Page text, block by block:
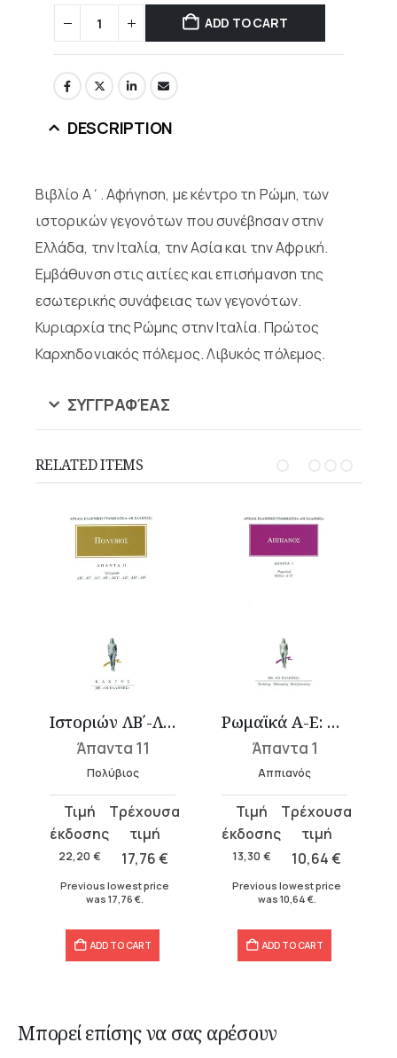
ADD TO CART
DESCRIPTION
Βιβλίο Α΄. Αφήγηση, με κέντρο τη Ρώμη, των
ιστορικών γεγονότων που συνέβησαν στην
Ελλάδα, την Ιταλία, την Ασία και την Αφρική.
Εμβάθυνση στις αιτίες και επισήμανση της
εσωτερικής συνάφειας των γεγονότων.
Κυριαρχία της Ρώμης στην Ιταλία. Πρώτος
Καρχηδονιακός πόλεμος. Λιβυκός πόλεμος.
ΣΥΓΓΡΑΦΈΑΣ
RELATED ITEMS
Ιστοριών ΛΒ΄-ΛΘ΄
Άπαντα 11
Πολύβιος
22,20 €
Original
price
was:
17,76€
Current
price
is:
Previous lowest price
was 17,76 €
ADD TO CART
Ρωμαϊκά Α-Ε: Προοίμιον, Βασιλική, Ιταλική, Σαυνιτική, Κελτική, Σικελική και Νησιωτική
Άπαντα 1
Αππιανός
13,30 €
Original
price
was:
10,64€
Current
price
is:
Previous lowest price
was 10,64 €.
ADD TO CART
Μπορεί επίσης να σας αρέσουν